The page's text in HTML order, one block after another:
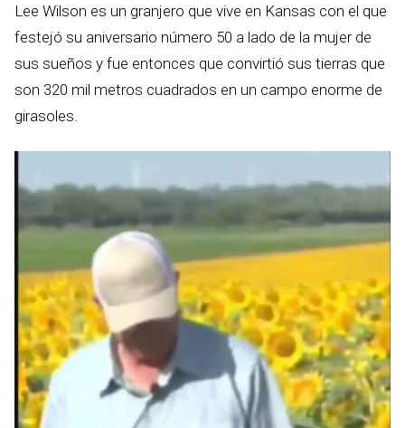
Lee Wilson es un granjero que vive en Kansas con el que
festejó su aniversario número 50 a lado de la mujer de
sus sueños y fue entonces que convirtió sus tierras que
son 320 mil metros cuadrados en un campo enorme de
girasoles.